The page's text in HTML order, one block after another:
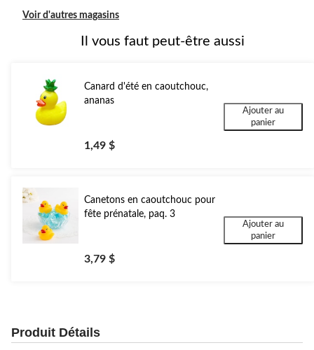
Voir d'autres magasins
Il vous faut peut-être aussi
Canard d'été en caoutchouc,
ananas
1,49 $
Ajouter au
panier
Canetons en caoutchouc pour
fête prénatale, paq. 3
3,79 $
Ajouter au
panier
Produit Détails